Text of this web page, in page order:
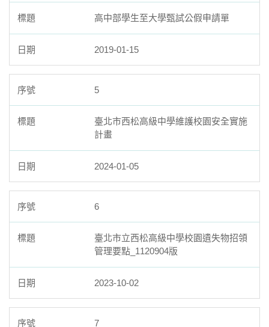
高中部學生至大學甄試公假申請單
2019-01-15
5
臺北市西松高級中學維護校園安全實施
計畫
2024-01-05
6
臺北市立西松高級中學校園遺失物招領
管理要點_1120904版
2023-10-02
7